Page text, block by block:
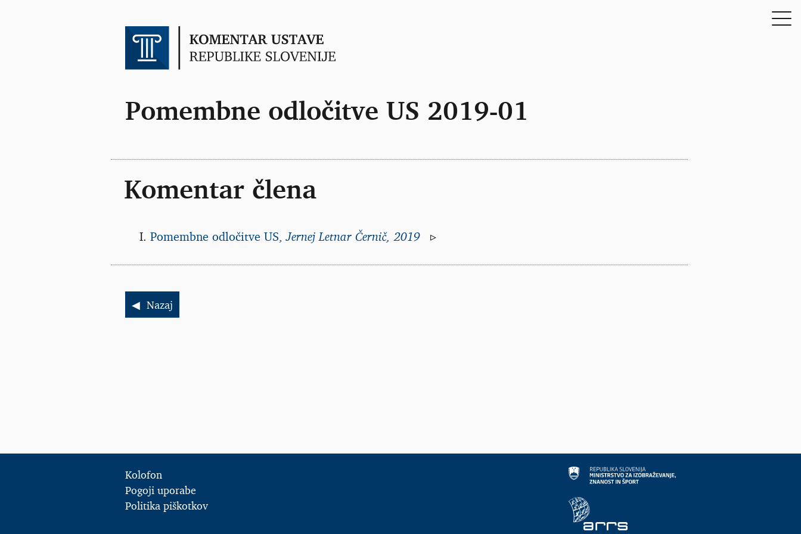
Pomembne odločitve US 2019-01
Komentar člena
Pomembne odločitve US, Jernej Letnar Černič, 2019
Nazaj
Kolofon
Pogoji uporabe
Politika piškotkov